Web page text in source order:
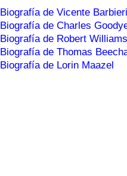
Biografía de Vicente Barbieri
Biografía de Charles
Biografía de Robert
Biografía de Thomas
Biografía de Lorin Maazel